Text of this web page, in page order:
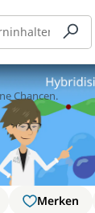
Merken
Chancen.